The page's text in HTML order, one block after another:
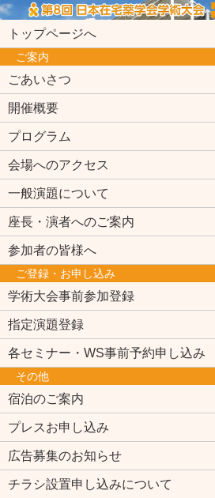
トップページへ
ご案内
ごあいさつ
開催概要
プログラム
会場へのアクセス
一般演題について
座長・演者へのご案内
参加者の皆様へ
ご登録・お申し込み
学術大会事前参加登録
指定演題登録
各セミナー・WS事前予約申し込み
その他
宿泊のご案内
プレスお申し込み
広告募集のお知らせ
チラシ設置申し込みについて